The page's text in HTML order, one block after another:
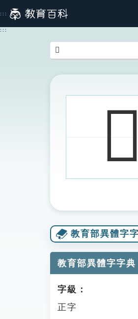
到
主
:::
:::
教育部異體字
教育部異體字字典
字級：
正字